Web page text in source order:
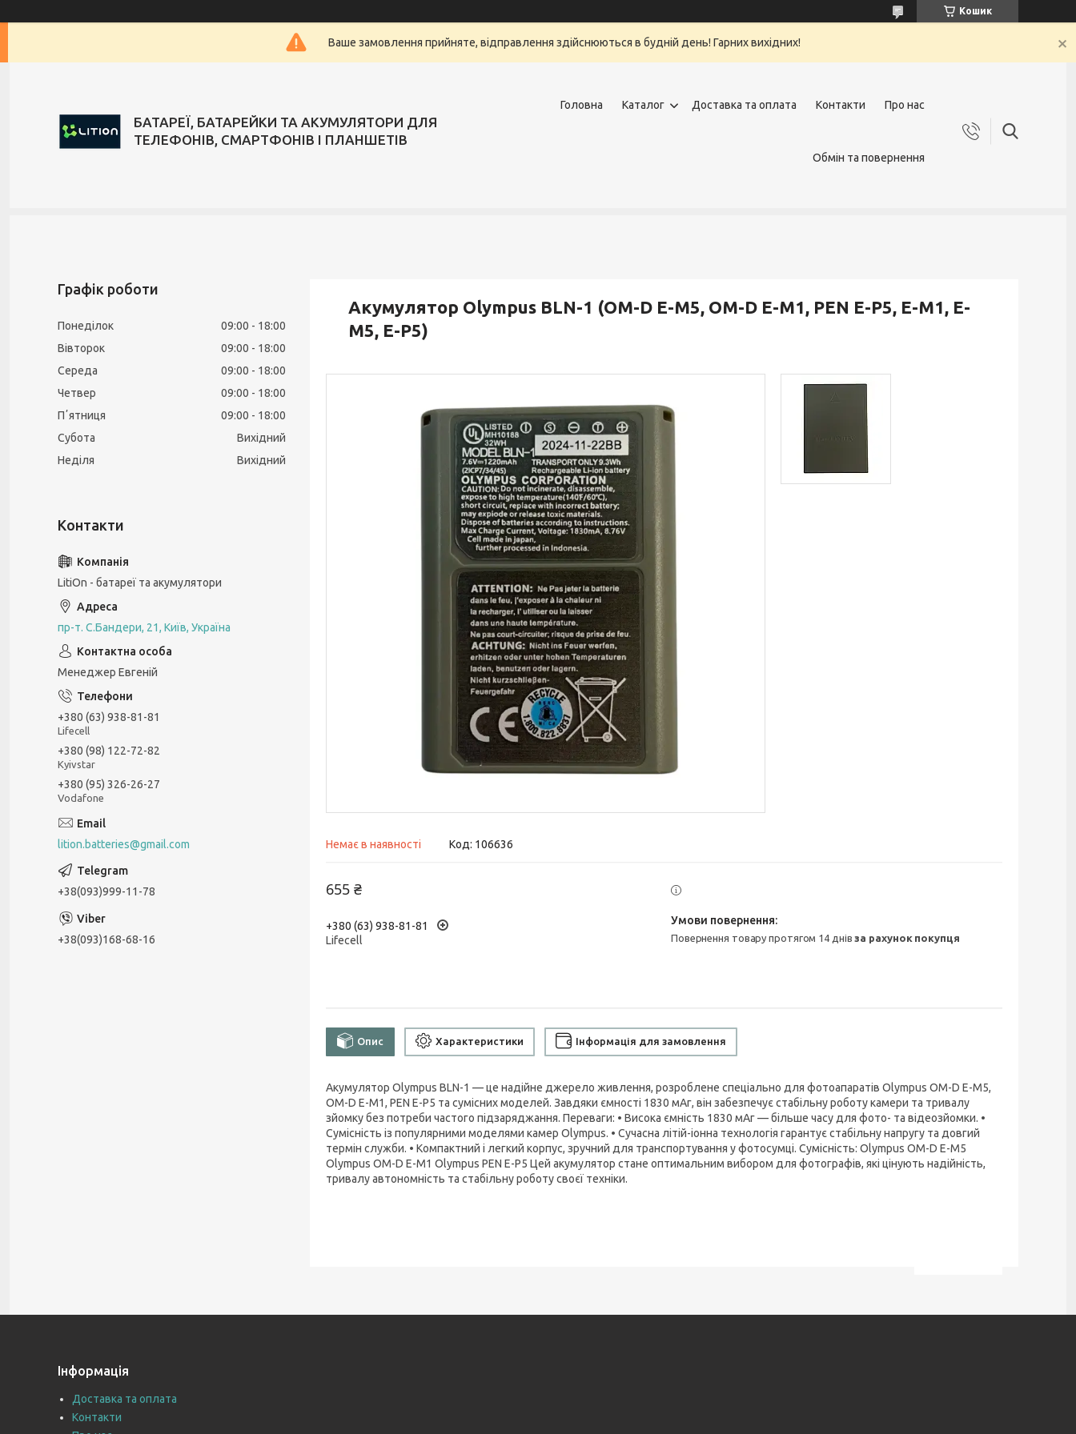
Кошик
Ваше замовлення прийняте, відправлення здійснюються в будній день! Гарних вихідних!
БАТАРЕЇ, БАТАРЕЙКИ ТА АКУМУЛЯТОРИ ДЛЯ
ТЕЛЕФОНІВ, СМАРТФОНІВ І ПЛАНШЕТІВ
Головна Каталог Доставка та оплата Контакти Про нас
Обмін та повернення
Акумулятор Olympus BLN-1 (OM-D E-M5, OM-D E-M1, PEN E-P5, E-M1, E-
M5, E-P5)
Немає в наявності Код: 106636
655 ₴
+380 (63) 938-81-81
Lifecell
повернення товару протягом 14 днівза рахунок покупця
Опис Характеристики Інформація для замовлення
Акумулятор Olympus BLN-1 — це надійне джерело живлення, розроблене спеціально для фотоапаратів Olympus OM-D E-M5,
OM-D E-M1, PEN E-P5 та сумісних моделей. Завдяки ємності 1830 мАг, він забезпечує стабільну роботу камери та тривалу
зйомку без потреби частого підзаряджання. Переваги: • Висока ємність 1830 мАг — більше часу для фото- та відеозйомки. •
Сумісність із популярними моделями камер Olympus. • Сучасна літій-іонна технологія гарантує стабільну напругу та довгий
термін служби. • Компактний і легкий корпус, зручний для транспортування у фотосумці. Сумісність: Olympus OM-D E-M5
Olympus OM-D E-M1 Olympus PEN E-P5 Цей акумулятор стане оптимальним вибором для фотографів, які цінують надійність,
тривалу автономність та стабільну роботу своєї техніки.
Графік роботи
Понеділок 09:00
18:00
Вівторок
09:00
18:00
Середа
09:00
18:00
Четвер
09:00
18:00
Пʼятниця
09:00
18:00
Субота
Вихідний
Неділя
Вихідний
LitiOn - батареї та акумулятори
пр-т. С.Бандери, 21, Київ, Україна
Менеджер Евгеній
+380 (63) 938-81-81
Lifecell
+380 (98) 122-72-82
Kyivstar
+380 (95) 326-26-27
Vodafone
lition.batteries@gmail.com
+38(093)999-11-78
+38(093)168-68-16
Інформація
Доставка та оплата
Контакти